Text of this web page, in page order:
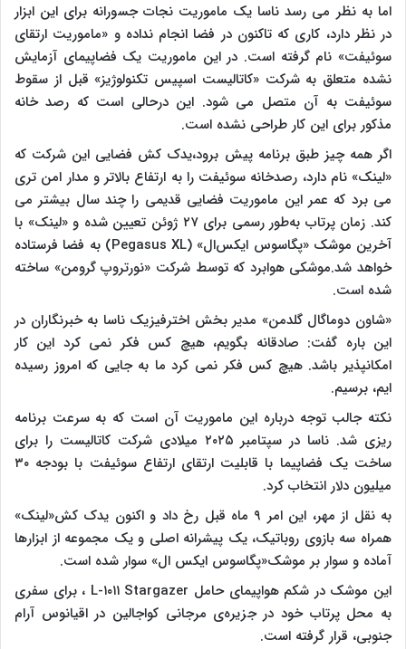
اما به نظر می رسد ناسا یک ماموریت نجات جسورانه برای این ابزار
در نظر دارد، کاری که تاکنون در فضا انجام نداده و «ماموریت ارتقای
سوئیفت» نام گرفته است. در این ماموریت یک فضاپیمای آزمایش
نشده متعلق به شرکت «کاتالیست اسپیس تکنولوژیز» قبل از سقوط
سوئیفت به آن متصل می شود. این درحالی است که رصد خانه
مذکور برای این کار طراحی نشده است.
اگر همه چیز طبق برنامه پیش برود،یدک کش فضایی این شرکت که
«لینک» نام دارد، رصدخانه سوئیفت را به ارتفاع بالاتر و مدار امن تری
می برد که عمر این ماموریت فضایی قدیمی را چند سال بیشتر می
کند. زمان پرتاب به‌طور رسمی برای ۲۷ ژوئن تعیین شده و «لینک» با
آخرین موشک «پگاسوس ایکس‌ال» (Pegasus XL) به فضا فرستاده
خواهد شد.موشکی هوابرد که توسط شرکت «نورتروپ گرومن» ساخته
شده است.
«شاون دوماگال گلدمن» مدیر بخش اخترفیزیک ناسا به خبرنگاران در
این باره گفت: صادقانه بگویم، هیچ کس فکر نمی کرد این کار
امکانپذیر باشد. هیچ کس فکر نمی کرد ما به جایی که امروز رسیده
ایم، برسیم.
نکته جالب توجه درباره این ماموریت آن است که به سرعت برنامه
ریزی شد. ناسا در سپتامبر ۲۰۲۵ میلادی شرکت کاتالیست را برای
ساخت یک فضاپیما با قابلیت ارتقای ارتفاع سوئیفت با بودجه ۳۰
میلیون دلار انتخاب کرد.
به نقل از مهر، این امر ۹ ماه قبل رخ داد و اکنون یدک کش«لینک»
همراه سه بازوی روباتیک، یک پیشرانه اصلی و یک مجموعه از ابزارها
آماده و سوار بر موشک«پگاسوس ایکس ال» سوار شده است.
این موشک در شکم هواپیمای حامل L-۱۰۱۱ Stargazer ، برای سفری
به محل پرتاب خود در جزیره‌ی مرجانی کواجالین در اقیانوس آرام
جنوبی، قرار گرفته است.